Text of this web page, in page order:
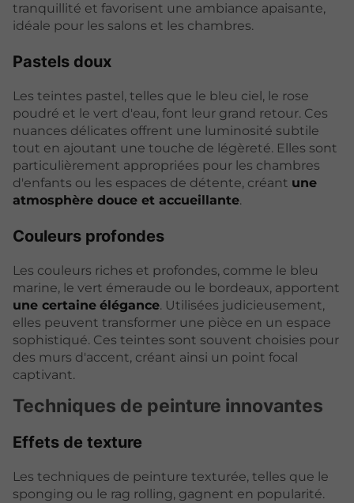
tranquillité et favorisent une ambiance apaisante,
idéale pour les salons et les chambres.
Pastels doux
Les teintes pastel, telles que le bleu ciel, le rose
poudré et le vert d'eau, font leur grand retour. Ces
nuances délicates offrent une luminosité subtile
tout en ajoutant une touche de légèreté. Elles sont
particulièrement appropriées pour les chambres
d'enfants ou les espaces de détente, créant une
atmosphère douce et accueillante.
Couleurs profondes
Les couleurs riches et profondes, comme le bleu
marine, le vert émeraude ou le bordeaux, apportent
une certaine élégance. Utilisées judicieusement,
elles peuvent transformer une pièce en un espace
sophistiqué. Ces teintes sont souvent choisies pour
des murs d'accent, créant ainsi un point focal
captivant.
Techniques de peinture innovantes
Effets de texture
Les techniques de peinture texturée, telles que le
sponging ou le rag rolling, gagnent en popularité.